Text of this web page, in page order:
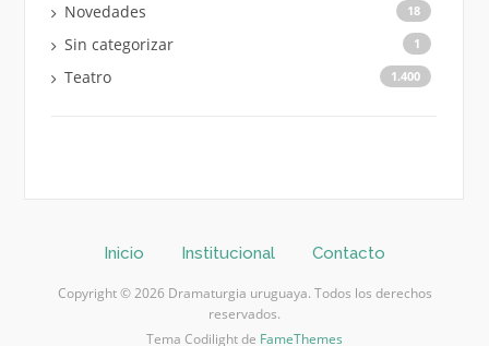
Novedades 18
Sin categorizar 1
Teatro 1.400
Inicio Institucional Contacto
Copyright © 2026 Dramaturgia uruguaya. Todos los derechos
reservados.
Tema Codilight de FameThemes